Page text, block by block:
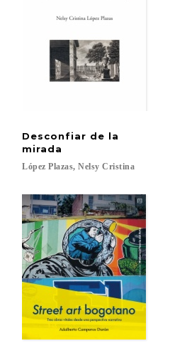
Desconfiar de la
mirada
López Plazas, Nelsy Cristina